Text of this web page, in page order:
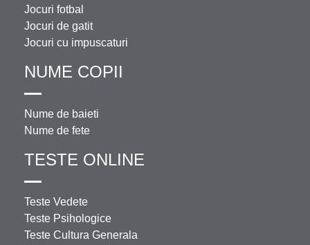
Jocuri fotbal
Jocuri de gatit
Jocuri cu impuscaturi
NUME COPII
Nume de baieti
Nume de fete
TESTE ONLINE
Teste Vedete
Teste Psihologice
Teste Cultura Generala